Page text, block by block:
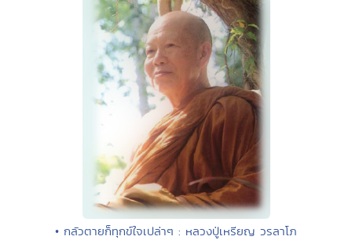
• กลัวตายก็ทุกข์ใจเปล่าๆ : หลวงปู่เหรียญ วรลาโภ